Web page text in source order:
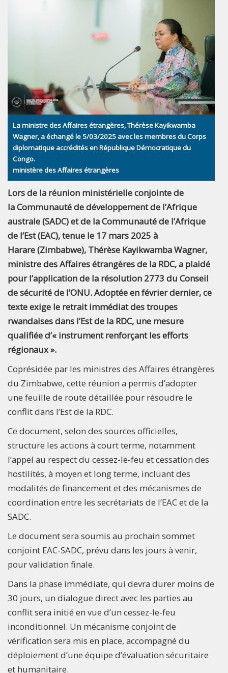
La ministre des Affaires étrangères, Thérèse Kayikwamba
Wagner, a échangé le 5/03/2025 avec les membres du Corps
diplomatique accrédités en République Démocratique du
Congo.
ministère des Affaires étrangères
Lors de la réunion ministérielle conjointe de
la Communauté de développement de l’Afrique
australe (SADC) et de la Communauté de l’Afrique
de l’Est (EAC), tenue le 17 mars 2025 à
Harare (Zimbabwe), Thérèse Kayikwamba Wagner,
ministre des Affaires étrangères de la RDC, a plaidé
pour l’application de la résolution 2773 du Conseil
de sécurité de l’ONU. Adoptée en février dernier, ce
texte exige le retrait immédiat des troupes
rwandaises dans l’Est de la RDC, une mesure
qualifiée d’« instrument renforçant les efforts
régionaux ».
Coprésidée par les ministres des Affaires étrangères
du Zimbabwe, cette réunion a permis d’adopter
une feuille de route détaillée pour résoudre le
conflit dans l’Est de la RDC.
Ce document, selon des sources officielles,
structure les actions à court terme, notamment
l’appel au respect du cessez-le-feu et cessation des
hostilités, à moyen et long terme, incluant des
modalités de financement et des mécanismes de
coordination entre les secrétariats de l’EAC et de la
SADC.
Le document sera soumis au prochain sommet
conjoint EAC-SADC, prévu dans les jours à venir,
pour validation finale.
Dans la phase immédiate, qui devra durer moins de
30 jours, un dialogue direct avec les parties au
conflit sera initié en vue d’un cessez-le-feu
inconditionnel. Un mécanisme conjoint de
vérification sera mis en place, accompagné du
déploiement d’une équipe d’évaluation sécuritaire
et humanitaire.